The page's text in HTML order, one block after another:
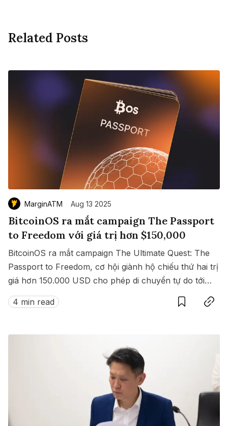
Related Posts
MarginATM Aug 13 2025
BitcoinOS ra mắt campaign The Passport
to Freedom với giá trị hơn $150,000
BitcoinOS ra mắt campaign The Ultimate Quest: The
Passport to Freedom, cơ hội giành hộ chiếu thứ hai trị
giá hơn 150.000 USD cho phép di chuyển tự do tới
hàng loạt quốc gia không cần visa.
4 min read
SaveCopy link